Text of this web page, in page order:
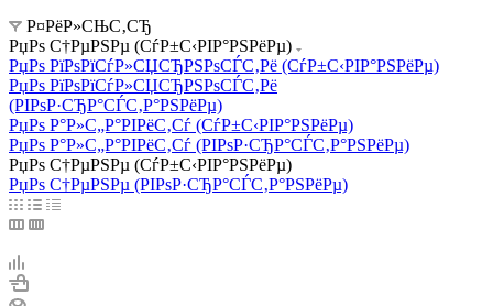
Р¤РёР»СЊС‚СЂ
РџРѕ С†РµРЅРµ (СѓР±С‹РІР°РЅРёРµ)
РџРѕ РїРѕРїСѓР»СЏСЂРЅРѕСЃС‚Рё (СѓР±С‹РІР°РЅРёРµ)
РџРѕ РїРѕРїСѓР»СЏСЂРЅРѕСЃС‚Рё
(РІРѕР·СЂР°СЃС‚Р°РЅРёРµ)
РџРѕ Р°Р»С„Р°РІРёС‚Сѓ (СѓР±С‹РІР°РЅРёРµ)
РџРѕ Р°Р»С„Р°РІРёС‚Сѓ (РІРѕР·СЂР°СЃС‚Р°РЅРёРµ)
РџРѕ С†РµРЅРµ (СѓР±С‹РІР°РЅРёРµ)
РџРѕ С†РµРЅРµ (РІРѕР·СЂР°СЃС‚Р°РЅРёРµ)